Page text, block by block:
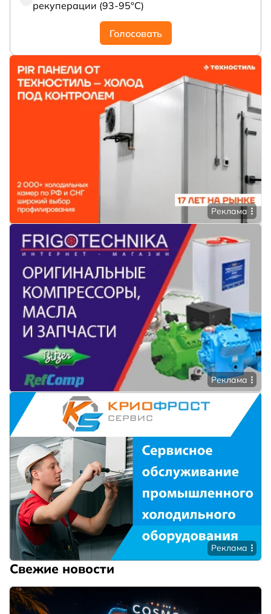
рекуперации (93-95°С)
Голосовать
Реклама
Реклама
Реклама
Свежие новости